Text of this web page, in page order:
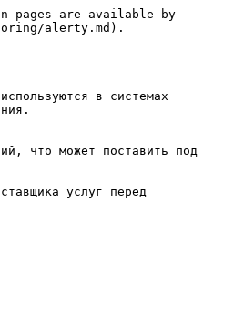
pages are available by
alerty.md).
в системах
что может поставить под
услуг перед